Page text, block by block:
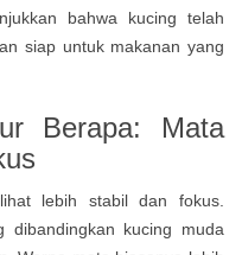
bahwa kucing telah
siap untuk makanan yang
Berapa: Mata
lebih stabil dan fokus.
dibandingkan kucing muda